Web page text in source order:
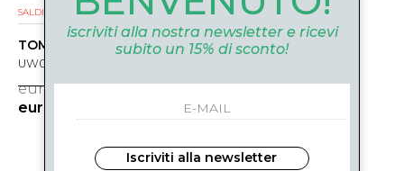
SALDI
TOMMY HILFIGER
UW0UW05617BDS NERO
eur 22.00
eur 18.30
iscriviti alla nostra newsletter e ricevi
subito un 15% di sconto!
Iscriviti alla newsletter